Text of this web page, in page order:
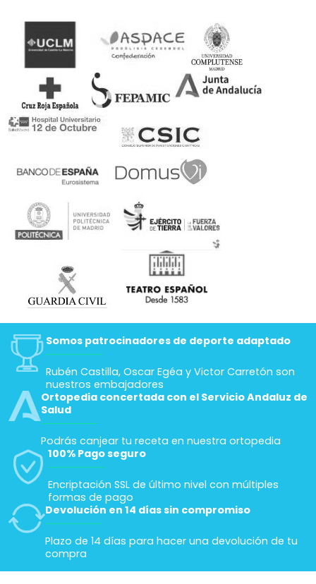
Somos patrocinadores de deporte adaptado
Rubén Castilla, Oscar Egéa y Victor Carretón son
nuestros embajadores
Ortopedia concertada con el Servicio Andaluz de
Salud
Podrás canjear tu receta en nuestra ortopedia
100% Pago seguro
Encriptación SSL de último nivel con múltiples
formas de pago
Devolución en 14 días sin compromiso
Plazo de 14 días para hacer una devolución de tu
compra